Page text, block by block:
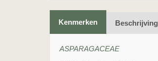
Kenmerken Beschrijving
ASPARAGACEAE